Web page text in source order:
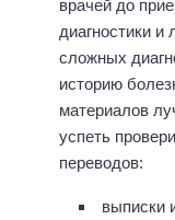
врачей до
диагностики
сложных
историю
материалов
успеть
переводов:
выписки